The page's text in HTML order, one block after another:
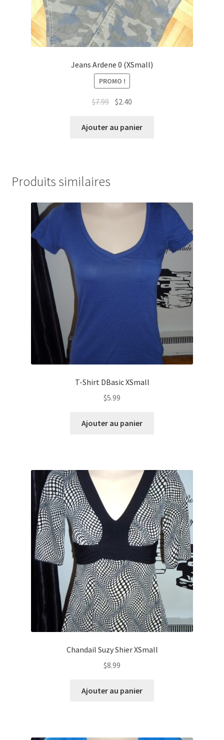
Jeans Ardene 0 (XSmall)
PROMO !
$7.99 Le
initial
$2.40
actuel
Ajouter au panier
Produits similaires
T-Shirt DBasic XSmall
$5.99
Ajouter au panier
Chandail Suzy Shier XSmall
$8.99
Ajouter au panier